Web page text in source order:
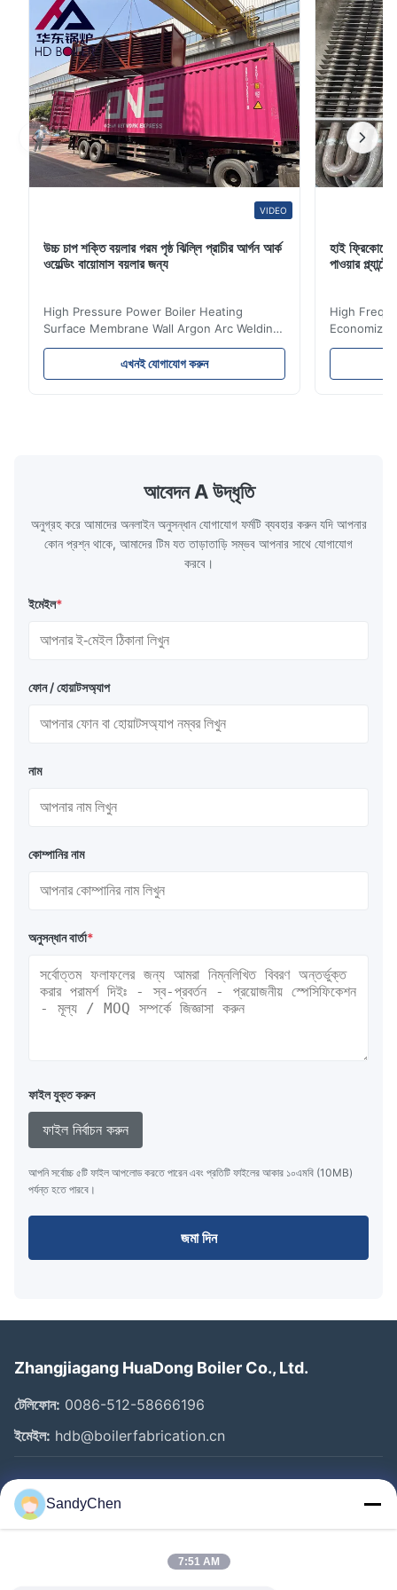
VIDEO
উচ্চ চাপ শক্তি বয়লার গরম পৃষ্ঠ ঝিল্লি প্রাচীর আর্গন আর্ক
ওয়েল্ডিং বায়োমাস বয়লার জন্য
High Pressure Power Boiler Heating
Surface Membrane Wall Argon Arc Welding
For Biomass Boiler Product Introduction
Water wall panels with pins usually laid
vertically on the inner wall of the furnace
the basic component of boiler water
circulation loop.Because of both cooling
এখনই যোগাযোগ করুন
হাই
পাওয়ার
High
Product
industrial
আবেদন A উদ্ধৃতি
অনুগ্রহ করে আমাদের অনলাইন অনুসন্ধান যোগাযোগ ফর্মটি ব্যবহার করুন যদি আপনার
কোন প্রশ্ন থাকে, আমাদের টিম যত তাড়াতাড়ি সম্ভব আপনার সাথে যোগাযোগ
করবে।
ইমেইল*
ফোন / হোয়াটসঅ্যাপ
নাম
কোম্পানির নাম
অনুসন্ধান বার্তা*
ফাইল যুক্ত করুন
ফাইল নির্বাচন করুন
আপনি সর্বোচ্চ ৫টি ফাইল আপলোড করতে পারেন এবং প্রতিটি ফাইলের আকার ১০এমবি (10MB)
পর্যন্ত হতে পারবে।
জমা দিন
Zhangjiagang HuaDong Boiler Co., Ltd.
টেলিফোন: 0086-512-58666196
ইমেইল: hdb@boilerfabrication.cn
গুরুত্বপূর্ণ সংযোগ
বাড়ি
SandyChen
7:51 AM